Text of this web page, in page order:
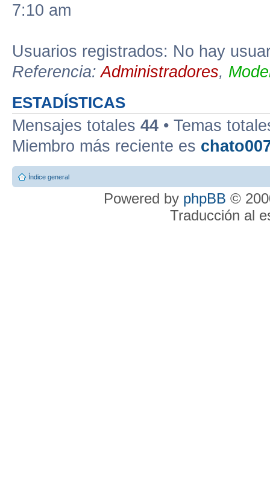
7:10 am
Usuarios registrados: No hay
Referencia:Administradores,
ESTADÍSTICAS
Mensajes totales 44 • Temas
Miembro más reciente es
Índice general
Powered by phpBB ©
Traducción al